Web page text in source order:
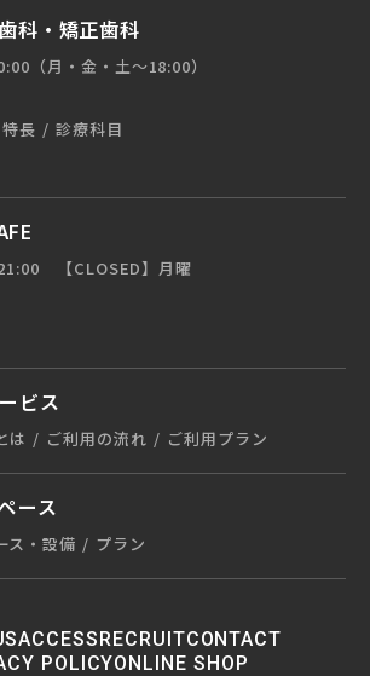
科・矯正歯科
（月・金・土〜18:00）
特長 診療科目
【CLOSED】月曜
ビス
は ご利用の流れ ご利用プラン
ース
ス・設備 プラン
ACCESSRECRUITCONTACT
POLICYONLINE SHOP